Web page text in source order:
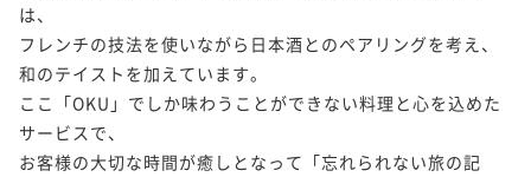
は、
フレンチの技法を使いながら日本酒とのペアリングを考え、
和のテイストを加えています。
ここ「OKU」でしか味わうことができない料理と心を込めた
サービスで、
お客様の大切な時間が癒しとなって「忘れられない旅の記